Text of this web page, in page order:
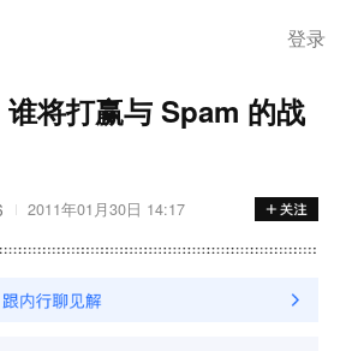
登录
将打赢与 Spam 的战
2011年01月30日 14:17